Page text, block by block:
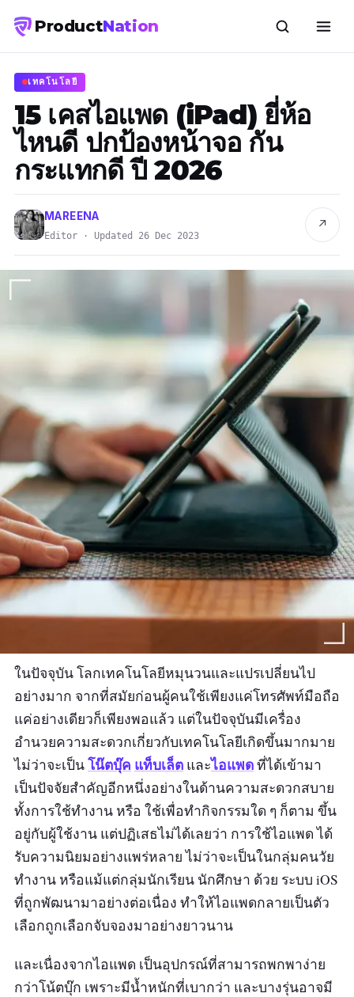
ProductNation
เทคโนโลยี
15 เคสไอแพด (iPad) ยี่ห้อ
ไหนดี ปกป้องหน้าจอ กัน
กระแทกดี ปี 2026
MAREENA
Editor · Updated 26 Dec 2023
↗
ในปัจจุบัน โลกเทคโนโลยีหมุนวนและแปรเปลี่ยนไป
อย่างมาก จากที่สมัยก่อนผู้คนใช้เพียงแค่โทรศัพท์มือถือ
แค่อย่างเดียวก็เพียงพอแล้ว แต่ในปัจจุบันมีเครื่อง
อำนวยความสะดวกเกี่ยวกับเทคโนโลยีเกิดขึ้นมากมาย
ไม่ว่าจะเป็นโน๊ตบุ๊ค แท็บเล็ต และไอแพดที่ได้เข้ามา
เป็นปัจจัยสำคัญอีกหนึ่งอย่างในด้านความสะดวกสบาย
ทั้งการใช้ทำงาน หรือ ใช้เพื่อทำกิจกรรมใด ๆ ก็ตาม ขึ้น
อยู่กับผู้ใช้งาน แต่ปฏิเสธไม่ได้เลยว่า การใช้ไอแพด ได้
รับความนิยมอย่างแพร่หลาย ไม่ว่าจะเป็นในกลุ่มคนวัย
ทำงาน หรือแม้แต่กลุ่มนักเรียน นักศึกษา ด้วย ระบบ iOS
ที่ถูกพัฒนามาอย่างต่อเนื่อง ทำให้ไอแพดกลายเป็นตัว
เลือกถูกเลือกจับจองมาอย่างยาวนาน
และเนื่องจากไอแพด เป็นอุปกรณ์ที่สามารถพกพาง่าย
กว่าโน้ตบุ๊ก เพราะมีน้ำหนักที่เบากว่า และบางรุ่นอาจมี